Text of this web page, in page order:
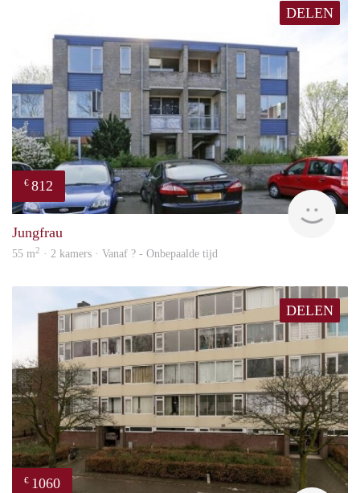
DELEN
€ 812
Jungfrau
55 m2 · 2 kamers · Vanaf ? - Onbepaalde tijd
DELEN
€ 1060